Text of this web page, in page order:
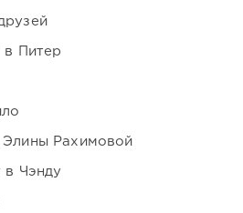
в Питер
Элины Рахимовой
в Чэнду